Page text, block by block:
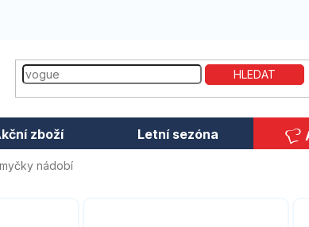
HLEDAT
zboží Letní sezóna
nádobí